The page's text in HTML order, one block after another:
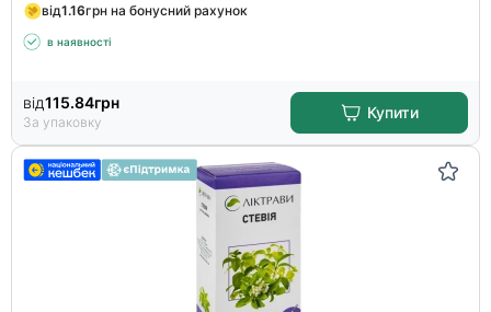
від1.16грн на бонусний рахунок
в наявності
від115.84грн
За упаковку
Купити